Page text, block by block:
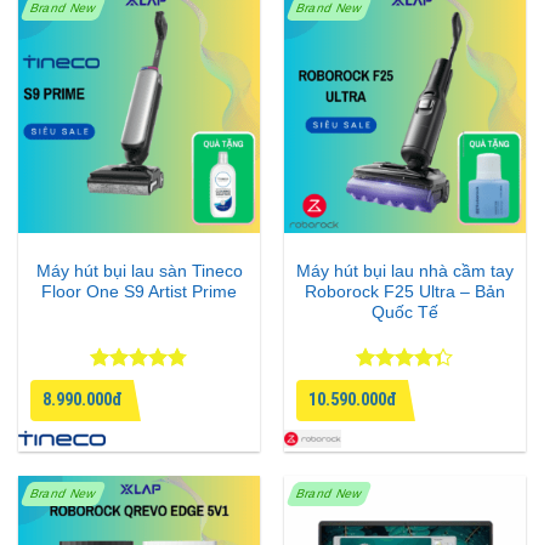
Brand New
Máy hút bụi lau sàn Tineco
Floor One S9 Artist Prime
Được xếp
hạng4.75
5 sao
8.990.000đ
Brand New
Máy hút bụi lau nhà cầm tay
Roborock F25 Ultra – Bản
Quốc Tế
Được xếp
hạng
4.33
5 sao
10.590.000đ
Brand New Brand New